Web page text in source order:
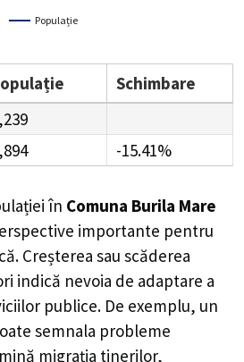
Populație
Schimbare
-15.41%
în Comuna Burila Mare
importante pentru
Creșterea sau scăderea
indică nevoia de adaptare a
publice. De exemplu, un
semnala probleme
migrația tinerilor,